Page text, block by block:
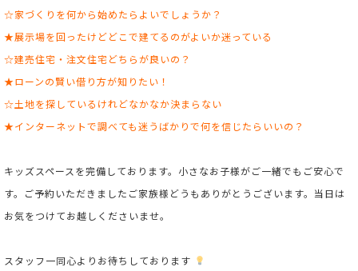
☆家づくりを何から始めたらよいでしょうか？
★展示場を回ったけどどこで建てるのがよいか迷っている
☆建売住宅・注文住宅どちらが良いの？
★ローンの賢い借り方が知りたい！
☆土地を探しているけれどなかなか決まらない
★インターネットで調べても迷うばかりで何を信じたらいいの？
キッズスペースを完備しております。小さなお子様がご一緒でもご安心で
す。
ご予約いただきましたご家族様どうもありがとうございます。当日は
お気をつけてお越しくださいませ。
スタッフ一同心よりお待ちしております